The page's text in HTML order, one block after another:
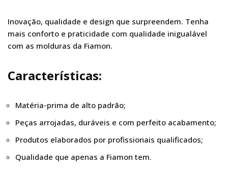
Inovação, qualidade e design que surpreendem. Tenha
mais conforto e praticidade com qualidade inigualável
com as molduras da Fiamon.
Características:
Matéria-prima de alto padrão;
Peças arrojadas, duráveis e com perfeito acabamento;
Produtos elaborados por profissionais qualificados;
Qualidade que apenas a Fiamon tem.